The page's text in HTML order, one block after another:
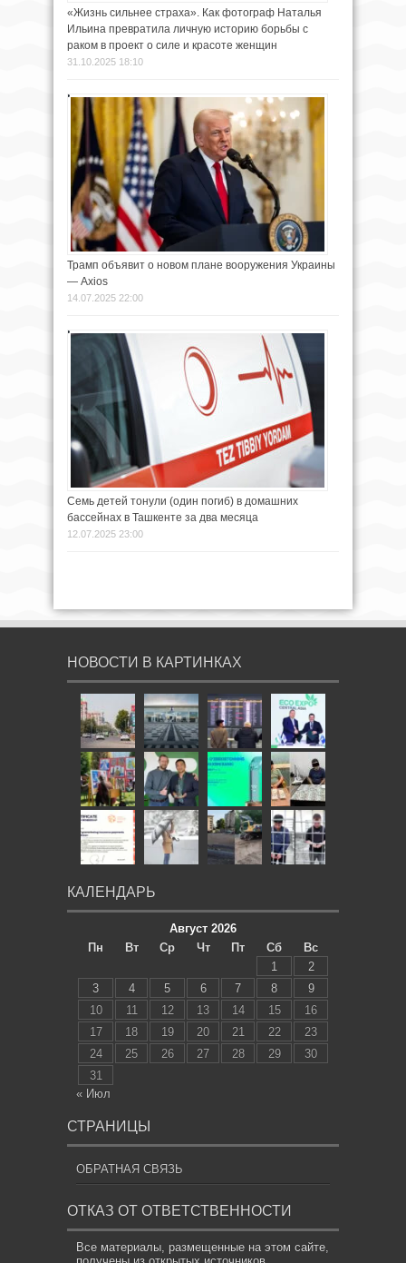
«Жизнь сильнее страха». Как фотограф Наталья
Ильина превратила личную историю борьбы с
раком в проект о силе и красоте женщин
31.10.2025 18:10
Трамп объявит о новом плане вооружения Украины
— Axios
14.07.2025 22:00
Семь детей тонули (один погиб) в домашних
бассейнах в Ташкенте за два месяца
12.07.2025 23:00
НОВОСТИ В КАРТИНКАХ
КАЛЕНДАРЬ
Август 2026
Пн
Вт Ср Чт Пт Сб
Вс
1
2
3
4 5 6 7 8
9
10
11 12 13 14 15
16
17
18 19 20 21 22
23
24
25 26 27 28 29
30
31
« Июл
СТРАНИЦЫ
ОБРАТНАЯ СВЯЗЬ
ОТКАЗ ОТ ОТВЕТСТВЕННОСТИ
Все материалы, размещенные на этом сайте,